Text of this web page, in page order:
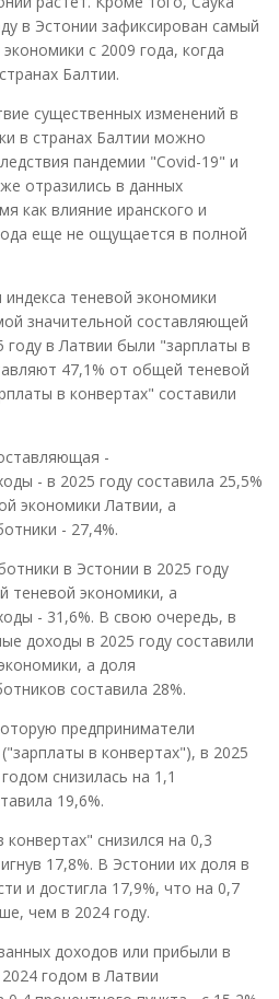
в Эстонии зафиксирован самый
с 2009 года, когда
Балтии.
существенных изменений в
в странах Балтии можно
пандемии "Covid-19" и
отразились в данных
как влияние иранского и
еще не ощущается в полной
теневой экономики
значительной составляющей
году в Латвии были "зарплаты в
47,1% от общей теневой
в конвертах" составили
-
- в 2025 году составила 25,5%
экономики Латвии, а
- 27,4%.
в Эстонии в 2025 году
теневой экономики, а
- 31,6%. В свою очередь, в
доходы в 2025 году составили
а доля
составила 28%.
предприниматели
в конвертах"), в 2025
снизилась на 1,1
19,6%.
снизился на 0,3
17,8%. В Эстонии их доля в
и достигла 17,9%, что на 0,7
чем в 2024 году.
доходов или прибыли в
годом в Латвии